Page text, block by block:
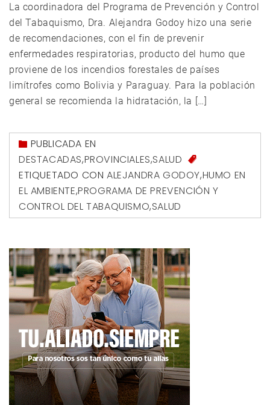
La coordinadora del Programa de Prevención y Control
del Tabaquismo, Dra. Alejandra Godoy hizo una serie
de recomendaciones, con el fin de prevenir
enfermedades respiratorias, producto del humo que
proviene de los incendios forestales de países
limítrofes como Bolivia y Paraguay. Para la población
general se recomienda la hidratación, la […]
PUBLICADA EN
DESTACADAS,PROVINCIALES,SALUD
ETIQUETADO CON ALEJANDRA GODOY,HUMO EN
EL AMBIENTE,PROGRAMA DE PREVENCIÓN Y
CONTROL DEL TABAQUISMO,SALUD